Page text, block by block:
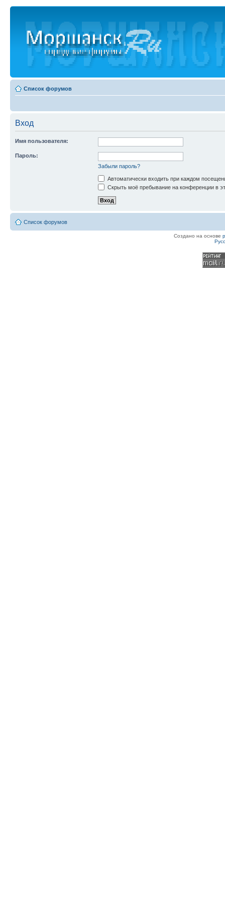
Список форумов
Вход
Имя пользователя:
Пароль:
Забыли пароль?
Автоматически входить при каждом
Скрыть моё пребывание на конференции в
Список форумов
Создано на основе